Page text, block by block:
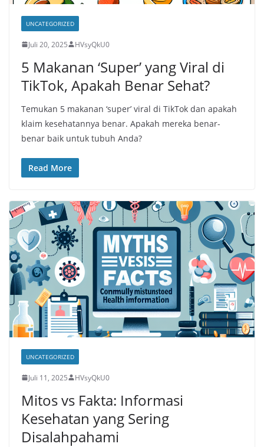
UNCATEGORIZED
Juli 20, 2025 HVsyQkU0
5 Makanan ‘Super’ yang Viral di
TikTok, Apakah Benar Sehat?
Temukan 5 makanan ‘super’ viral di TikTok dan apakah
klaim kesehatannya benar. Apakah mereka benar-
benar baik untuk tubuh Anda?
Read More
UNCATEGORIZED
Juli 11, 2025 HVsyQkU0
Mitos vs Fakta: Informasi
Kesehatan yang Sering
Disalahpahami